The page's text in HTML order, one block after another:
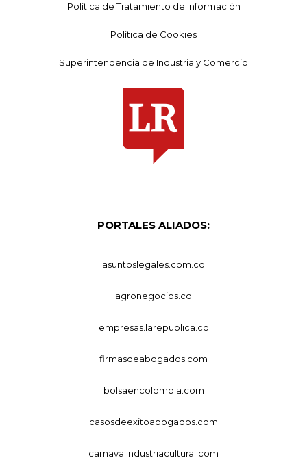
Política de Tratamiento de Información
Política de Cookies
Superintendencia de Industria y Comercio
PORTALES ALIADOS:
asuntoslegales.com.co
agronegocios.co
empresas.larepublica.co
firmasdeabogados.com
bolsaencolombia.com
casosdeexitoabogados.com
carnavalindustriacultural.com